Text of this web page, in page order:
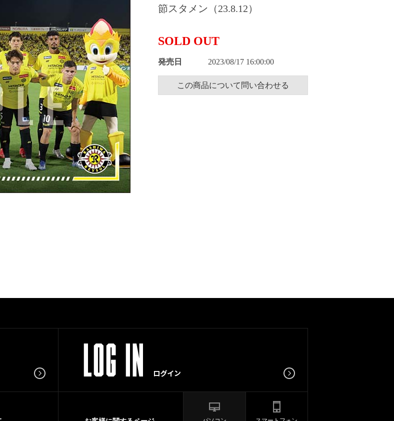
節スタメン（23.8.12）
SOLD OUT
発売日 2023/08/17 16:00:00
この商品について問い合わせる